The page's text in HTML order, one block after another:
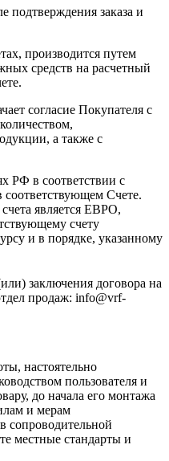
подтверждения заказа и
производится путем
средств на расчетный
согласие Покупателя с
а также с
РФ в соответствии с
Счете.
является ЕВРО,
cчету
и в порядке, указанному
заключения договора на
продаж: info@vrf-
настоятельно
пользователя и
до начала его монтажа
и мерам
сопроводительной
местные стандарты и